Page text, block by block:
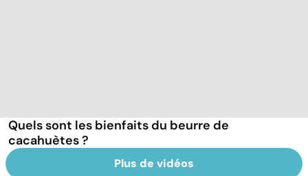
Quels sont les bienfaits du beurre de
cacahuètes ?
Plus de vidéos